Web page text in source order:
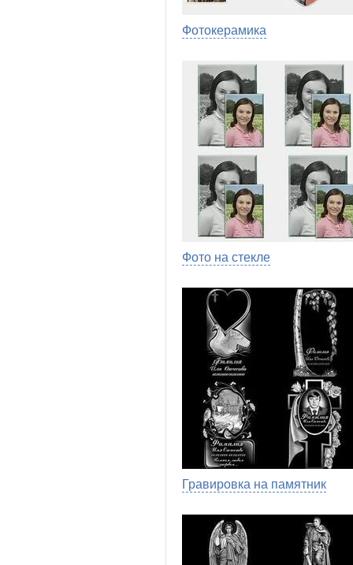
Фотокерамика
Фото на стекле
Гравировка на памятник